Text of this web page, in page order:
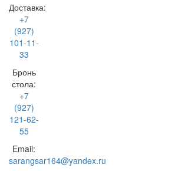
Доставка:
+7
(927)
101-11-
33
Бронь
стола:
+7
(927)
121-62-
55
Email:
sarangsar164@yandex.ru